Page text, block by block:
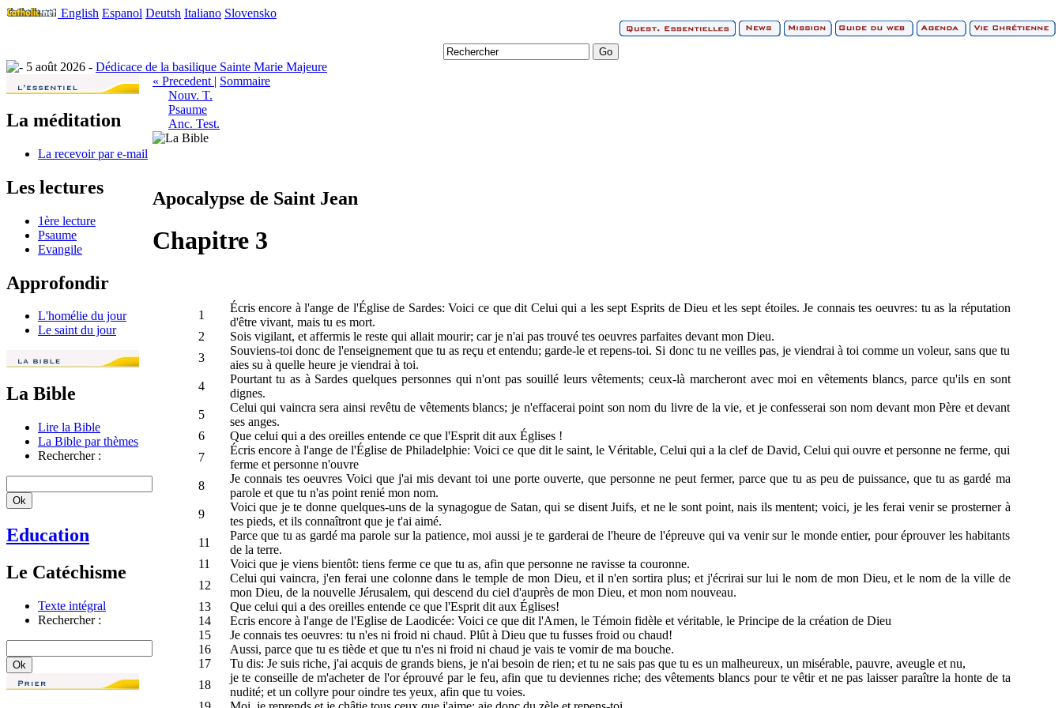
English Espanol Deutsh Italiano Slovensko
5 août 2026 - Dédicace de la basilique Sainte Marie Majeure
La méditation
La recevoir par e-mail
Les lectures
1ère lecture
Psaume
Evangile
Approfondir
L'homélie du jour
Le saint du jour
La Bible
Lire la Bible
La Bible par thèmes
Rechercher :
Education
Le Catéchisme
Texte intégral
Rechercher :
« Precedent | Sommaire
Nouv. T.
Psaume
Anc. Test.
Apocalypse de Saint Jean
Chapitre 3
1
Écris encore à l'ange de l'Église de Sardes: Voici ce que dit Celui qui a les sept Esprits de Dieu et les sept étoiles. Je connais tes oeuvres: tu as la réputation
d'être vivant, mais tu es mort.
2
Sois vigilant, et affermis le reste qui allait mourir; car je n'ai pas trouvé tes oeuvres parfaites devant mon Dieu.
3
Souviens-toi donc de l'enseignement que tu as reçu et entendu; garde-le et repens-toi. Si donc tu ne veilles pas, je viendrai à toi comme un voleur, sans que tu
aies su à quelle heure je viendrai à toi.
4
Pourtant tu as à Sardes quelques personnes qui n'ont pas souillé leurs vêtements; ceux-là marcheront avec moi en vêtements blancs, parce qu'ils en sont
dignes.
5
Celui qui vaincra sera ainsi revêtu de vêtements blancs; je n'effacerai point son nom du livre de la vie, et je confesserai son nom devant mon Père et devant
ses anges.
6
Que celui qui a des oreilles entende ce que l'Esprit dit aux Églises !
7
Écris encore à l'ange de l'Église de Philadelphie: Voici ce que dit le saint, le Véritable, Celui qui a la clef de David, Celui qui ouvre et personne ne ferme, qui
ferme et personne n'ouvre
8
Je connais tes oeuvres Voici que j'ai mis devant toi une porte ouverte, que personne ne peut fermer, parce que tu as peu de puissance, que tu as gardé ma
parole et que tu n'as point renié mon nom.
9
Voici que je te donne quelques-uns de la synagogue de Satan, qui se disent Juifs, et ne le sont point, nais ils mentent; voici, je les ferai venir se prosterner à
tes pieds, et ils connaîtront que je t'ai aimé.
11
Parce que tu as gardé ma parole sur la patience, moi aussi je te garderai de l'heure de l'épreuve qui va venir sur le monde entier, pour éprouver les habitants
de la terre.
11
Voici que je viens bientôt: tiens ferme ce que tu as, afin que personne ne ravisse ta couronne.
12
Celui qui vaincra, j'en ferai une colonne dans le temple de mon Dieu, et il n'en sortira plus; et j'écrirai sur lui le nom de mon Dieu, et le nom de la ville de
mon Dieu, de la nouvelle Jérusalem, qui descend du ciel d'auprès de mon Dieu, et mon nom nouveau.
13
Que celui qui a des oreilles entende ce que l'Esprit dit aux Églises!
14
Ecris encore à l'ange de l'Eglise de Laodicée: Voici ce que dit l'Amen, le Témoin fidèle et véritable, le Principe de la création de Dieu
15
Je connais tes oeuvres: tu n'es ni froid ni chaud. Plût à Dieu que tu fusses froid ou chaud!
16
Aussi, parce que tu es tiède et que tu n'es ni froid ni chaud je vais te vomir de ma bouche.
17
Tu dis: Je suis riche, j'ai acquis de grands biens, je n'ai besoin de rien; et tu ne sais pas que tu es un malheureux, un misérable, pauvre, aveugle et nu,
18
je te conseille de m'acheter de l'or éprouvé par le feu, afin que tu deviennes riche; des vêtements blancs pour te vêtir et ne pas laisser paraître la honte de ta
nudité; et un collyre pour oindre tes yeux, afin que tu voies.